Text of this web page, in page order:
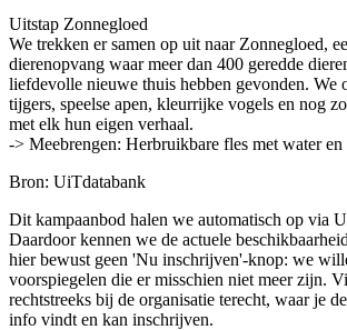
Uitstap Zonnegloed
We trekken er samen op uit naar Zonnegloed,
dierenopvang waar meer dan 400 geredde
liefdevolle nieuwe thuis hebben gevonden. We
tijgers, speelse apen, kleurrijke vogels en nog
met elk hun eigen verhaal.
-> Meebrengen: Herbruikbare fles met water
Bron: UiTdatabank
Dit kampaanbod halen we automatisch op via
Daardoor kennen we de actuele
hier bewust geen 'Nu inschrijven'-knop: we
voorspiegelen die er misschien niet meer zijn.
rechtstreeks bij de organisatie terecht, waar je
info vindt en kan inschrijven.